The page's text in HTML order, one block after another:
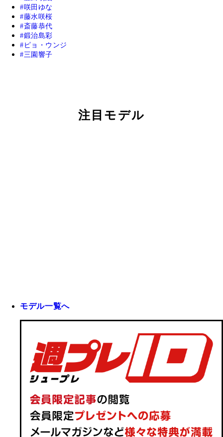
咲田ゆな
藤水咲桜
斎藤恭代
鍛治島彩
ピョ・ウンジ
三園響子
注目モデル
モデル一覧へ